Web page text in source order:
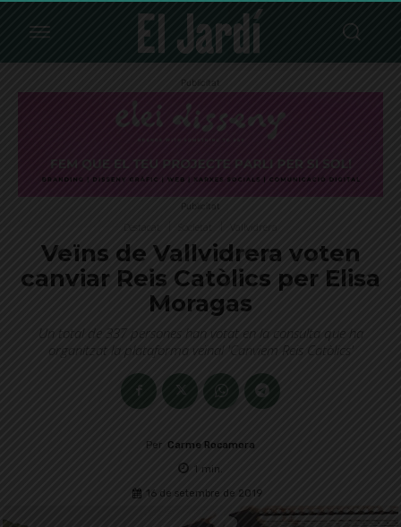
Publicitat
Publicitat
Veïns de Vallvidrera voten
canviar Reis Catòlics per Elisa
Moragas
Un total de 337 persones han votat en la consulta que ha
organitzat la plataforma veïnal 'Canviem Reis Catòlics'
Per Carme Rocamora
1 min.
16 de setembre de 2019